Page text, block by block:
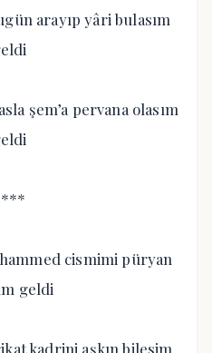
arayıp yâri bulasım
şem’a pervana olasım
cismimi püryan
geldi
kadrini aşkın bilesim